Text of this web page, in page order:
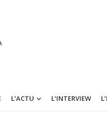
L’ACTU L’INTERVIEW